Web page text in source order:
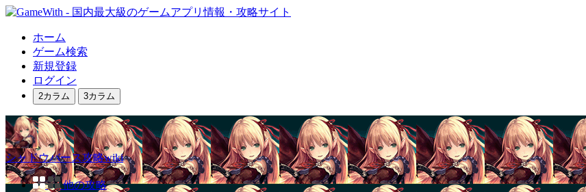
ホーム
ゲーム検索
新規登録
ログイン
2カラム 3カラム
シャドウバース攻略wiki
他の攻略